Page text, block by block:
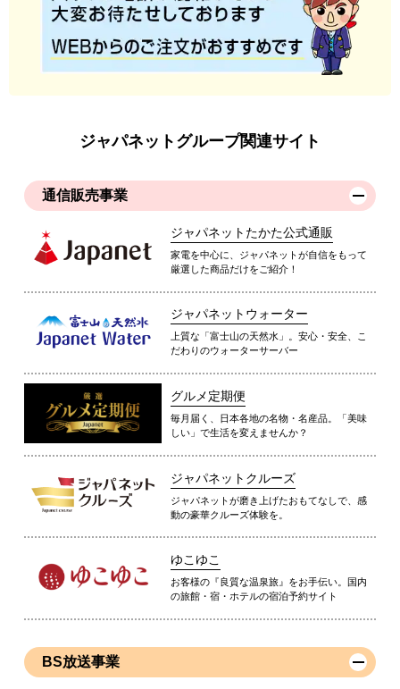
ジャパネットグループ関連サイト
通信販売事業
ジャパネットたかた公式通販
家電を中心に、ジャパネットが自信をもって
厳選した商品だけをご紹介！
ジャパネットウォーター
上質な「富士山の天然水」。安心・安全、こ
だわりのウォーターサーバー
グルメ定期便
毎月届く、日本各地の名物・名産品。「美味
しい」で生活を変えませんか？
ジャパネットクルーズ
ジャパネットが磨き上げたおもてなしで、感
動の豪華クルーズ体験を。
ゆこゆこ
お客様の『良質な温泉旅』をお手伝い。国内
の旅館・宿・ホテルの宿泊予約サイト
BS放送事業